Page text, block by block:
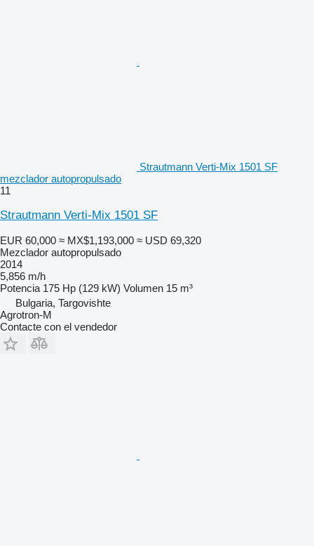
Strautmann Verti-Mix 1501 SF
mezclador autopropulsado
11
Strautmann Verti-Mix 1501 SF
EUR 60,000 ≈ MX$1,193,000 ≈ USD 69,320
Mezclador autopropulsado
2014
5,856 m/h
Potencia 175 Hp (129 kW) Volumen 15 m³
Bulgaria, Targovishte
Agrotron-M
Contacte con el vendedor